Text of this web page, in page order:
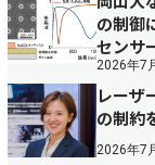
の制御
センサ
2026年7
レーザ
の制約
2026年7